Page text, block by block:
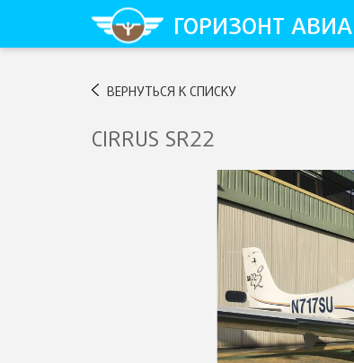
content
ГОРИЗОНТ АВИА
ВЕРНУТЬСЯ К СПИСКУ
CIRRUS SR22